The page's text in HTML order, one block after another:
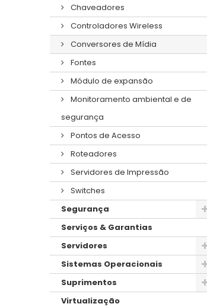
Chaveadores
Controladores Wireless
Conversores de Mídia
Fontes
Módulo de expansão
Monitoramento ambiental e de
segurança
Pontos de Acesso
Roteadores
Servidores de Impressão
Switches
Segurança
Serviços & Garantias
Servidores
Sistemas Operacionais
Suprimentos
Virtualização